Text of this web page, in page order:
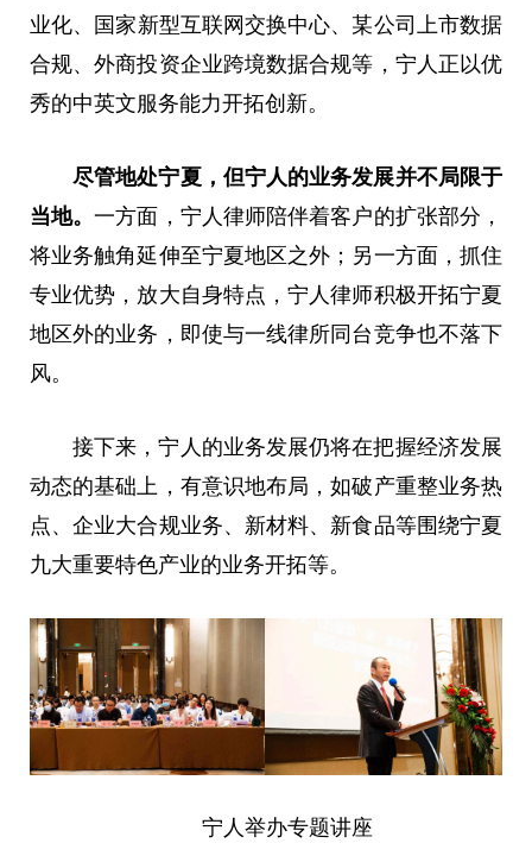
业化、
国家新型互联网交换中心、某公司上市数据
合规、外商投资企业跨境数据合规等，宁人正以优
秀的中英文服务能力开拓创新。
尽管地处宁夏，但宁人的业务发展并不局限于
当地。一方面，宁人律师陪伴着客户的扩张部分，
将业务触角延伸至宁夏地区之外；另一方面，抓住
专业优势，放大自身特点，宁人律师积极开拓宁夏
地区外的业务，即使与一线律所同台竞争也不落下
风。
接下来，宁人的业务发展仍将在把握经济发展
动态的基础上，有意识地布局，如破产重整业务热
点、企业大合规业务、新材料、新食品等围绕宁夏
九大重要特色产业的业务开拓等。
宁人举办专题讲座